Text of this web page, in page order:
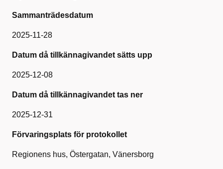
Sammanträdesdatum
2025-11-28
Datum då tillkännagivandet sätts upp
2025-12-08
Datum då tillkännagivandet tas ner
2025-12-31
Förvaringsplats för protokollet
Regionens hus, Östergatan, Vänersborg